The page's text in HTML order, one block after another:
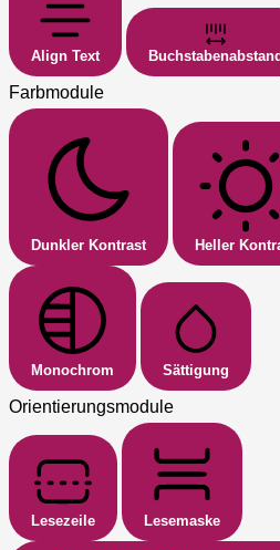
Align Text Buchstabenabstand
Farbmodule
Dunkler Kontrast Heller
Monochrom Sättigung
Orientierungsmodule
Lesezeile Lesemaske